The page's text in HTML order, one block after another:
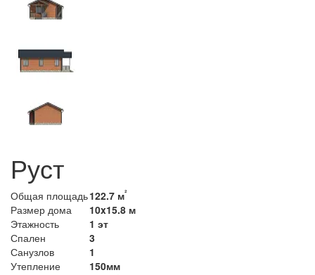
Руст
Общая площадь122.7 м²
Размер дома
10x15.8 м
Этажность
1 эт
Спален
3
Санузлов
1
Утепление
150мм